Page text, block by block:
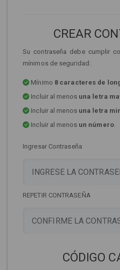
CREAR
Su contraseña debe cumplir
mínimos de seguridad:
Mínimo 8 caracteres de
Incluir al menos una letra
Incluir al menos una letra
Incluir al menos un número.
Ingresar Contraseña
REPETIR CONTRASEÑA
CÓDIGO